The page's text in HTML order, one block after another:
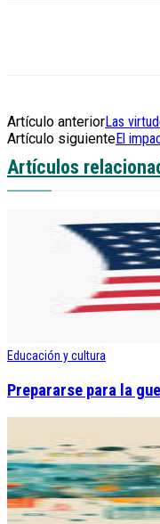
Artículo anteriorLas
Artículo siguienteEl
Artículos
Educación y cultura
Prepararse para la